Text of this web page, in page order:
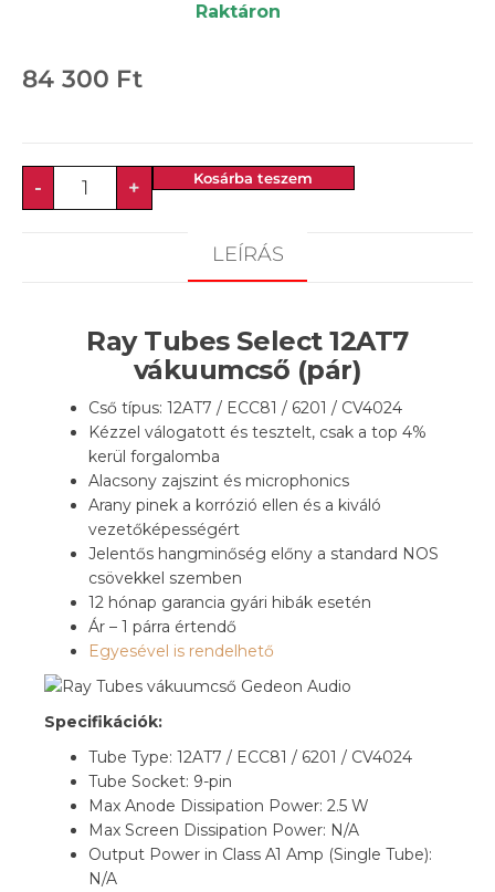
Raktáron
84 300 Ft
- + Kosárba teszem
LEÍRÁS
Ray Tubes Select 12AT7
vákuumcső (pár)
Cső típus: 12AT7 / ECC81 / 6201 / CV4024
Kézzel válogatott és tesztelt, csak a top 4%
kerül forgalomba
Alacsony zajszint és microphonics
Arany pinek a korrózió ellen és a kiváló
vezetőképességért
Jelentős hangminőség előny a standard NOS
csövekkel szemben
12 hónap garancia gyári hibák esetén
Ár – 1 párra értendő
Egyesével is rendelhető
Specifikációk:
Tube Type: 12AT7 / ECC81 / 6201 / CV4024
Tube Socket: 9-pin
Max Anode Dissipation Power: 2.5 W
Max Screen Dissipation Power: N/A
Output Power in Class A1 Amp (Single Tube):
N/A